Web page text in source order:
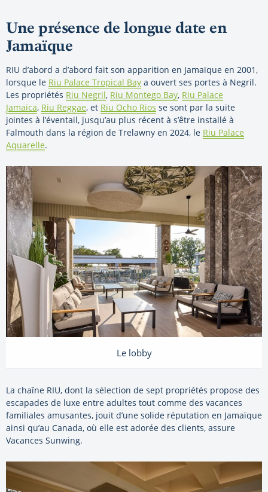
Une présence de longue date en
Jamaïque
RIU d’abord a d’abord fait son apparition en Jamaïque en 2001,
lorsque le Riu Palace Tropical Bay a ouvert ses portes à Negril.
Les propriétés Riu Negril, Riu Montego Bay, Riu Palace
Jamaica, Riu Reggae, et Riu Ocho Rios se sont par la suite
jointes à l’éventail, jusqu’au plus récent à s’être installé à
Falmouth dans la région de Trelawny en 2024, le Riu Palace
Aquarelle.
Le lobby
La chaîne RIU, dont la sélection de sept propriétés propose des
escapades de luxe entre adultes tout comme des vacances
familiales amusantes, jouit d’une solide réputation en Jamaïque
ainsi qu’au Canada, où elle est adorée des clients, assure
Vacances Sunwing.